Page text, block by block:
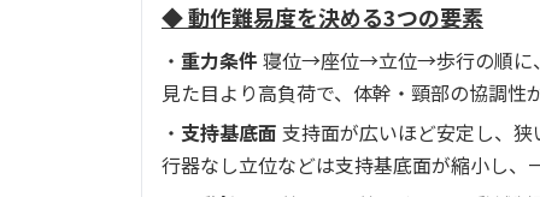
◆ 動作難易度を決める3つの要素
・ 重力条件 寝位→座位→立位→歩行の順に
見た目より高負荷で、体幹・頸部の協調性
・ 支持基底面 支持面が広いほど安定し、
行器なし立位などは支持基底面が縮小し、